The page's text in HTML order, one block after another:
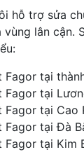
hỗ trợ sửa
lân cận.
Fagor tại
Fagor tại
Fagor tại Cao
Fagor tại Đà
Fagor tại Kim